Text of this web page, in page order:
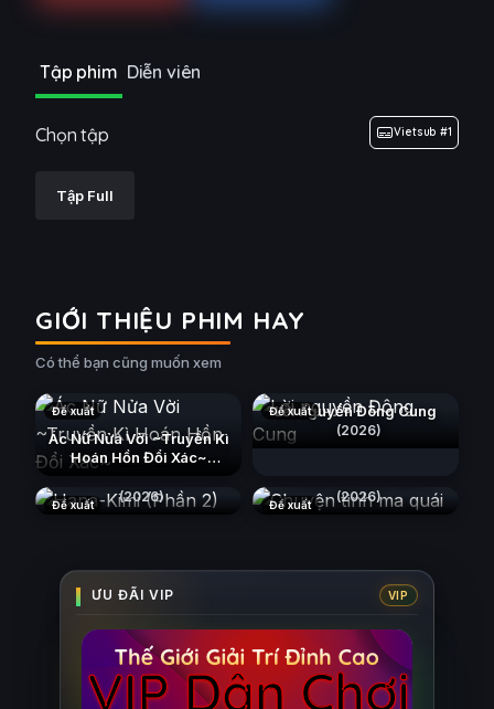
Tập phim Diễn viên
Chọn tập Vietsub #1
Tập Full
GIỚI THIỆU PHIM HAY
Có thể bạn cũng muốn xem
Đề xuất
Ác Nữ Nửa Vời ~Truyền Kì
Hoán Hồn Đổi Xác~
Đề xuất
Lời nguyền Đông Cung
(2026)
Đề xuất (2026) Đề xuất (2026)